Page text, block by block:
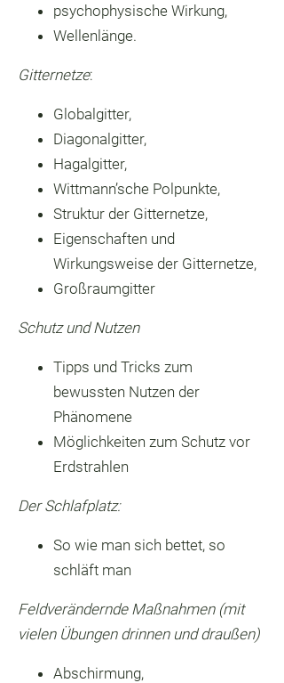
psychophysische Wirkung,
Wellenlänge.
Gitternetze:
Globalgitter,
Diagonalgitter,
Hagalgitter,
Wittmann’sche Polpunkte,
Struktur der Gitternetze,
Eigenschaften und
Wirkungsweise der Gitternetze,
Großraumgitter
Schutz und Nutzen
Tipps und Tricks zum
bewussten Nutzen der
Phänomene
Möglichkeiten zum Schutz vor
Erdstrahlen
Der Schlafplatz:
So wie man sich bettet, so
schläft man
Feldverändernde Maßnahmen (mit
vielen Übungen drinnen und draußen)
Abschirmung,